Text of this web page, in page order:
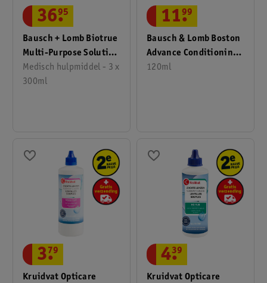
Bausch + Lomb Biotrue
Multi-Purpose Solution
Lenzenvloeistof
Medisch hulpmiddel - 3 x
300ml
36.
95
Bausch & Lomb Boston
Advance Conditioning
Solution Lensvloeistof
120ml
11.
99
Kruidvat Opticare
3.
79
Kruidvat Opticare
4.
39